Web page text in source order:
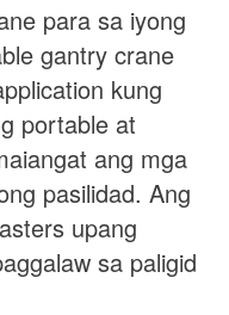
para sa iyong
gantry crane
kung
portable at
ang mga
pasilidad. Ang
upang
sa paligid